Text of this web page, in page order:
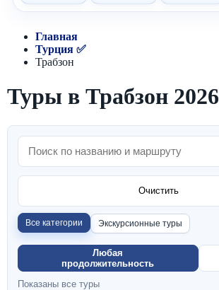
Главная
Турция ✅
Трабзон
Туры в Трабзон 2026
Очистить
Все категории Экскурсионные туры
Любая
продолжительность
Показаны все туры